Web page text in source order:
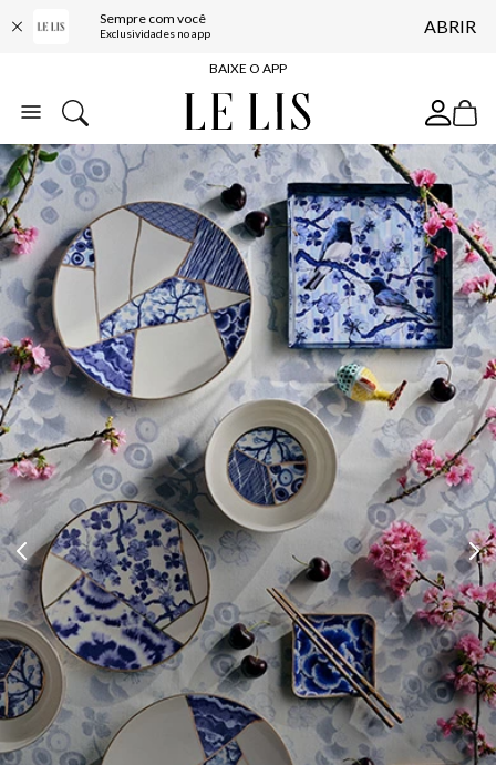
Sempre com você
Exclusividades no app ABRIR
FRETE GRÁTIS*
BAIXE O APP
10% OFF NA PRIMEIRA COMPRA*
COMPRE ONLINE E RETIRE EM LOJA*
ENTREGA EXPRESSA*
FRETE GRÁTIS*
BAIXE O APP
10% OFF NA PRIMEIRA COMPRA*